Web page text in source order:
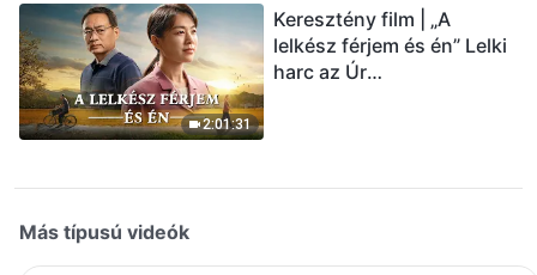
2:01:31
Keresztény film | „A
lelkész férjem és én” Lelki
harc az Úr
Más típusú videók